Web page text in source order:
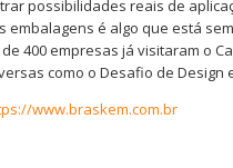
possibilidades reais de
embalagens é algo que está
400 empresas já visitaram o
como o Desafio de Design
www.braskem.com.br